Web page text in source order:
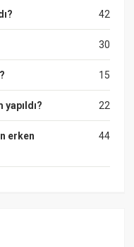
42
30
15
22
44
erken